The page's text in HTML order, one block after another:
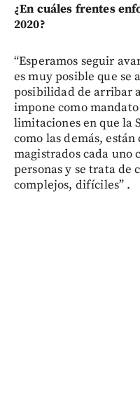
¿En cuáles frentes
2020?
“Esperamos seguir
es muy posible que se
posibilidad de arribar
impone como
limitaciones en que la
como las demás,
magistrados cada uno
personas y se trata de
complejos, difíciles” .